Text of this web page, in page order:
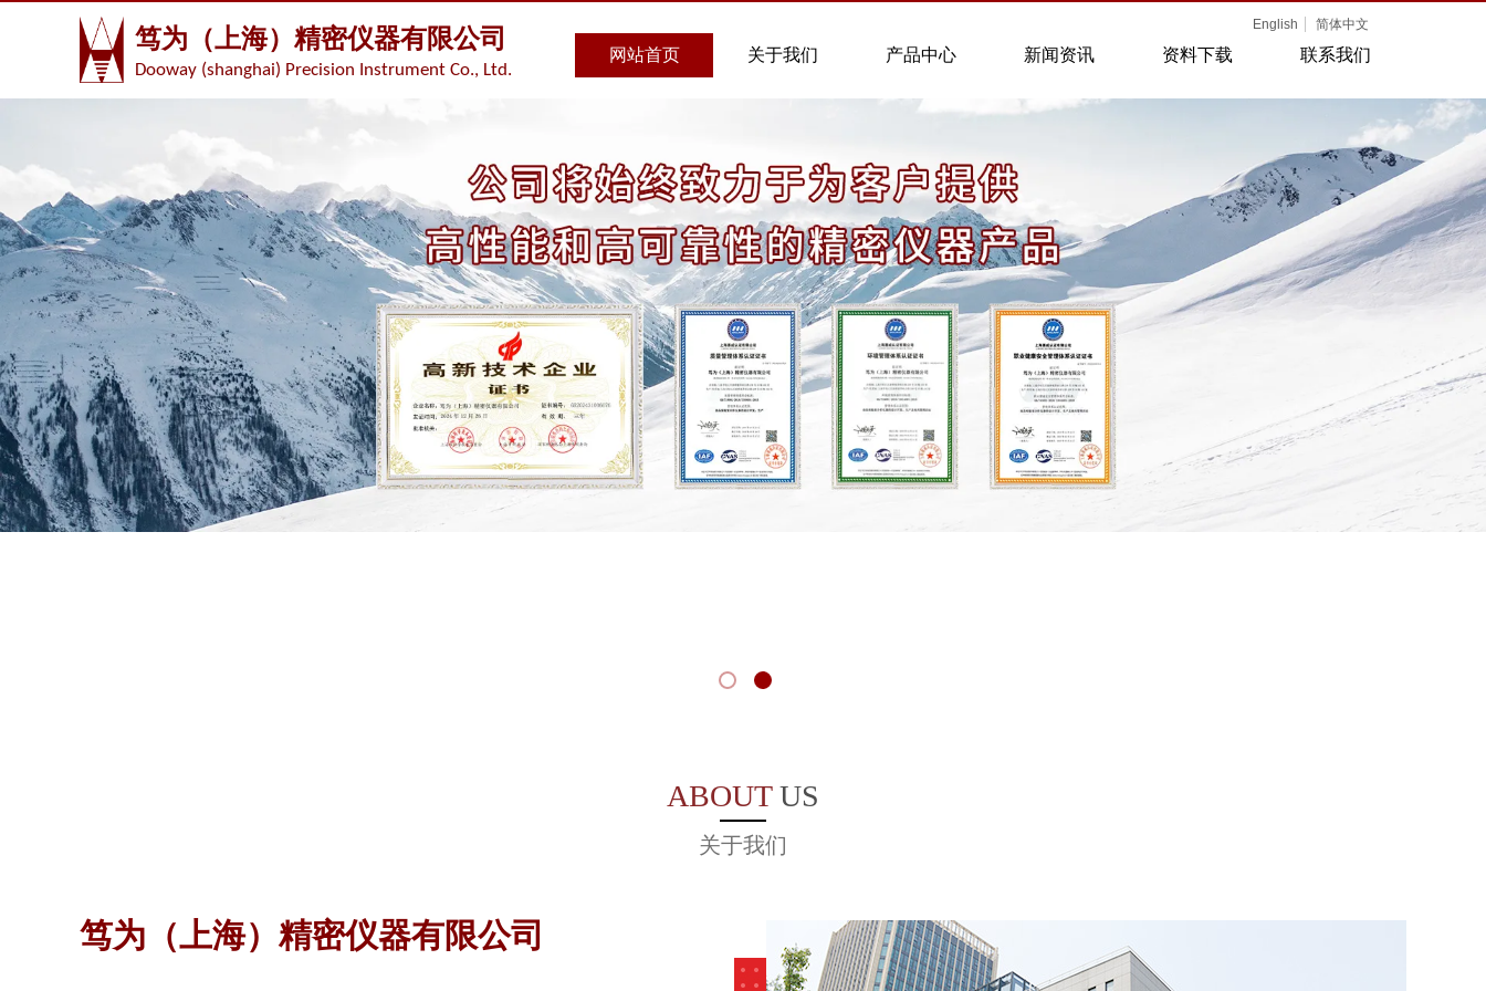
English 简体中文
笃为（上海）精密仪器有限公司
Dooway (shanghai) Precision Instrument Co., Ltd.
网站首页 关于我们 产品中心 新闻资讯 资料下载 联系我们
ABOUTUS
关于我们
笃为（上海）精密仪器有限公司